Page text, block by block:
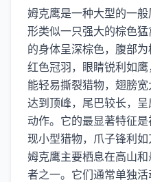
姆克鹰是一种大型的一
形类似一只强大的棕色
的身体呈深棕色，腹部
红色冠羽，眼睛锐利如鹰
能轻易撕裂猎物，翅膀
达到顶峰，尾巴较长，
动作。它的最显著特征
现小型猎物，爪子锋利如
姆克鹰主要栖息在高山
者之一。它们通常单独